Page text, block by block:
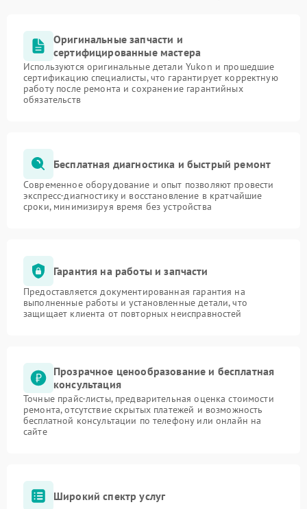
Оригинальные запчасти и
сертифицированные мастера
Используются оригинальные детали Yukon и прошедшие
сертификацию специалисты, что гарантирует корректную
работу после ремонта и сохранение гарантийных
обязательств
Бесплатная диагностика и быстрый ремонт
Современное оборудование и опыт позволяют провести
экспресс-диагностику и восстановление в кратчайшие
сроки, минимизируя время без устройства
Гарантия на работы и запчасти
Предоставляется документированная гарантия на
выполненные работы и установленные детали, что
защищает клиента от повторных неисправностей
Прозрачное ценообразование и бесплатная
консультация
Точные прайс-листы, предварительная оценка стоимости
ремонта, отсутствие скрытых платежей и возможность
бесплатной консультации по телефону или онлайн на
сайте
Широкий спектр услуг